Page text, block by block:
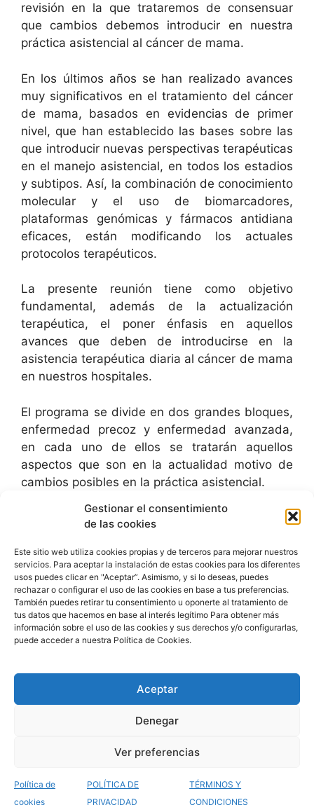
Gestionar el consentimiento
de las cookies
Este sitio web utiliza cookies propias y de terceros para mejorar nuestros
servicios. Para aceptar la instalación de estas cookies para los diferentes
usos puedes clicar en "Aceptar”. Asimismo, y si lo deseas, puedes
rechazar o configurar el uso de las cookies en base a tus preferencias.
También puedes retirar tu consentimiento u oponerte al tratamiento de
tus datos que hacemos en base al interés legítimo Para obtener más
información sobre el uso de las cookies y sus derechos y/o configurarlas,
puede acceder a nuestra Política de Cookies.
Aceptar
Denegar
Ver preferencias
Política de
cookies
POLÍTICA DE
PRIVACIDAD
TÉRMINOS Y
CONDICIONES
revisión en la que trataremos de consensuar
que cambios debemos introducir en nuestra
práctica asistencial al cáncer de mama.
En los últimos años se han realizado avances
muy significativos en el tratamiento del cáncer
de mama, basados en evidencias de primer
nivel, que han establecido las bases sobre las
que introducir nuevas perspectivas terapéuticas
en el manejo asistencial, en todos los estadios
y subtipos. Así, la combinación de conocimiento
molecular y el uso de biomarcadores,
plataformas genómicas y fármacos antidiana
eficaces, están modificando los actuales
protocolos terapéuticos.
La presente reunión tiene como objetivo
fundamental, además de la actualización
terapéutica, el poner énfasis en aquellos
avances que deben de introducirse en la
asistencia terapéutica diaria al cáncer de mama
en nuestros hospitales.
El programa se divide en dos grandes bloques,
enfermedad precoz y enfermedad avanzada,
en cada uno de ellos se tratarán aquellos
aspectos que son en la actualidad motivo de
cambios posibles en la práctica asistencial.
info@esmeeting.es
Política de privacidad
Términos y condiciones
Desarrollado por
LinkedIn
Facebook
Twitter